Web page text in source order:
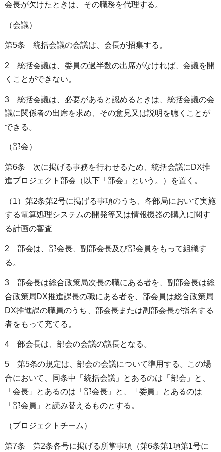
会長が欠けたときは、その職務を代理する。
（会議）
第5条 統括会議の会議は、会長が招集する。
2 統括会議は、委員の過半数の出席がなければ、会議を開
くことができない。
3 統括会議は、必要があると認めるときは、統括会議の会
議に関係者の出席を求め、その意見又は説明を聴くことが
できる。
（部会）
第6条 次に掲げる事務を行わせるため、統括会議にDX推
進プロジェクト部会（以下「部会」という。）を置く。
（1）第2条第2号に掲げる事項のうち、各部局において実施
する電算処理システムの開発等又は情報機器の購入に関す
る計画の審査
2 部会は、部会長、副部会長及び部会員をもって組織す
る。
3 部会長は総合政策局次長の職にある者を、副部会長は総
合政策局DX推進課長の職にある者を、部会員は総合政策局
DX推進課の職員のうち、部会長または副部会長が指名する
者をもって充てる。
4 部会長は、部会の会議の議長となる。
5 第5条の規定は、部会の会議について準用する。この場
合において、同条中「統括会議」とあるのは「部会」と、
「会長」とあるのは「部会長」と、「委員」とあるのは
「部会員」と読み替えるものとする。
（プロジェクトチーム）
第7条 第2条各号に掲げる所掌事項（第6条第1項第1号に